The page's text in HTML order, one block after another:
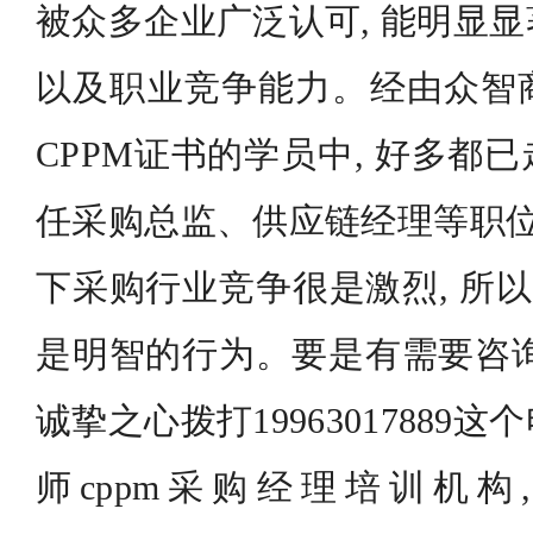
被众多企业广泛认可, 能明显
以及职业竞争能力。经由众
CPPM证书的学员中, 好多都
任采购总监、供应链经理等职
下采购行业竞争很是激烈, 所
是明智的行为。要是有需要咨
诚挚之心拨打19963017889这
师cppm采购经理培训机